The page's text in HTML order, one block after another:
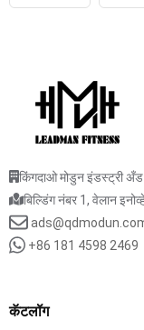
किंगदाओ मोडुन इंडस्ट्री
बिल्डिंग नंबर 1, वेलान
+86 181 4598 2469
कॅटलॉग